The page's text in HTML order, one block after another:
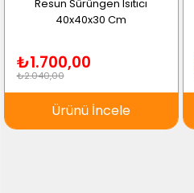
Resun Sürüngen Isıtıcı
40x40x30 Cm
₺1.700,00
₺2.040,00
Ürünü İncele